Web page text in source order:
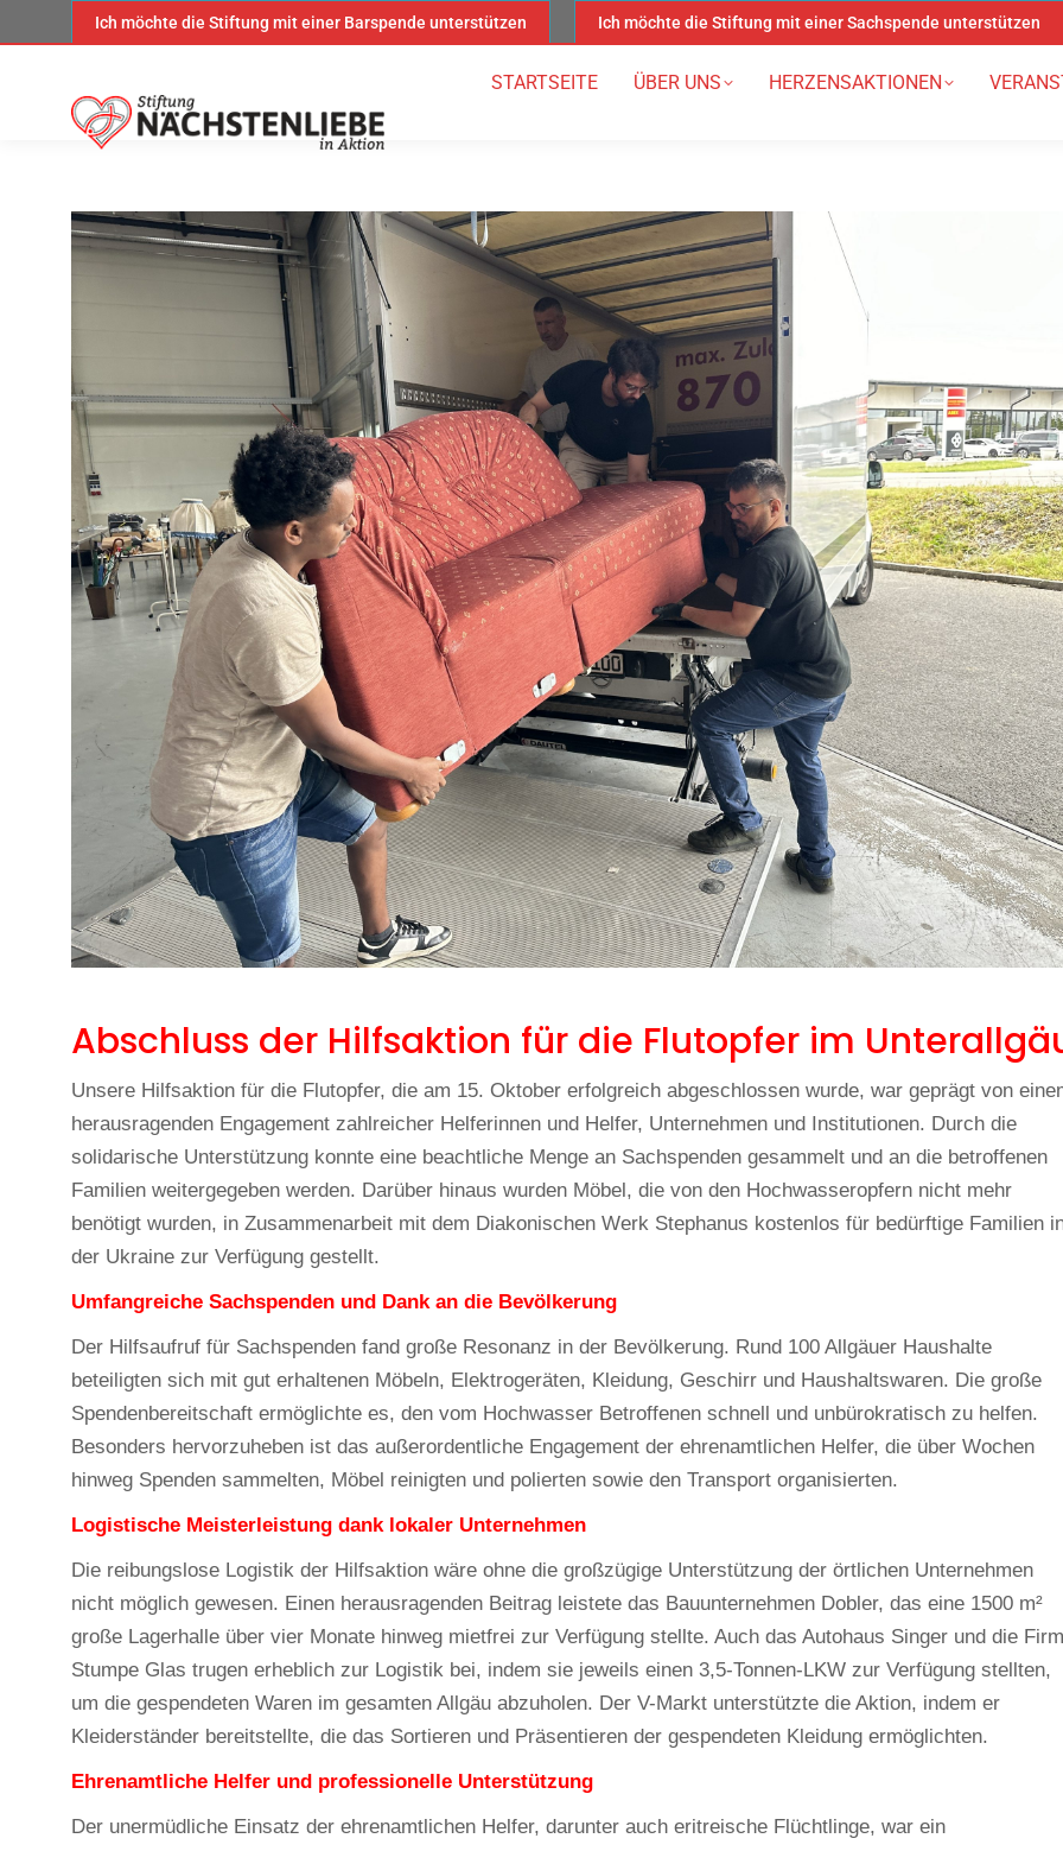
Ich möchte die Stiftung mit einer Barspende unterstützen Ich möchte die Stiftung mit einer Sachspende unterstützen
STARTSEITE ÜBER UNS HERZENSAKTIONEN
Abschluss der Hilfsaktion für die Flutopfer im
Unsere Hilfsaktion für die Flutopfer, die am 15. Oktober erfolgreich abgeschlossen wurde, war geprägt von
herausragenden Engagement zahlreicher Helferinnen und Helfer, Unternehmen und Institutionen. Durch die
solidarische Unterstützung konnte eine beachtliche Menge an Sachspenden gesammelt und an die betroffenen
Familien weitergegeben werden. Darüber hinaus wurden Möbel, die von den Hochwasseropfern nicht mehr
benötigt wurden, in Zusammenarbeit mit dem Diakonischen Werk Stephanus kostenlos für bedürftige Familien
der Ukraine zur Verfügung gestellt.
Umfangreiche Sachspenden und Dank an die Bevölkerung
Der Hilfsaufruf für Sachspenden fand große Resonanz in der Bevölkerung. Rund 100 Allgäuer Haushalte
beteiligten sich mit gut erhaltenen Möbeln, Elektrogeräten, Kleidung, Geschirr und Haushaltswaren. Die große
Spendenbereitschaft ermöglichte es, den vom Hochwasser Betroffenen schnell und unbürokratisch zu helfen.
Besonders hervorzuheben ist das außerordentliche Engagement der ehrenamtlichen Helfer, die über Wochen
hinweg Spenden sammelten, Möbel reinigten und polierten sowie den Transport organisierten.
Logistische Meisterleistung dank lokaler Unternehmen
Die reibungslose Logistik der Hilfsaktion wäre ohne die großzügige Unterstützung der örtlichen Unternehmen
nicht möglich gewesen. Einen herausragenden Beitrag leistete das Bauunternehmen Dobler, das eine 1500 m²
große Lagerhalle über vier Monate hinweg mietfrei zur Verfügung stellte. Auch das Autohaus Singer und die
Stumpe Glas trugen erheblich zur Logistik bei, indem sie jeweils einen 3,5-Tonnen-LKW zur Verfügung stellten,
um die gespendeten Waren im gesamten Allgäu abzuholen. Der V-Markt unterstützte die Aktion, indem er
Kleiderständer bereitstellte, die das Sortieren und Präsentieren der gespendeten Kleidung ermöglichten.
Ehrenamtliche Helfer und professionelle Unterstützung
Der unermüdliche Einsatz der ehrenamtlichen Helfer, darunter auch eritreische Flüchtlinge, war ein